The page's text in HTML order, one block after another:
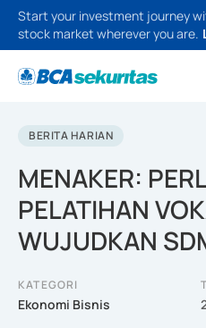
Start your investment journey
stock market wherever you are.
BERITA HARIAN
MENAKER:
PELATIHAN
WUJUDKAN
KATEGORI
Ekonomi Bisnis